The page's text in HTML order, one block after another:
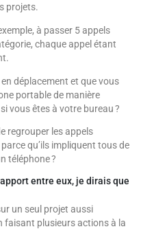
projets.
à passer 5 appels
chaque appel étant
déplacement et que vous
portable de manière
vous êtes à votre bureau ?
regrouper les appels
qu’ils impliquent tous de
téléphone ?
entre eux, je dirais que
un seul projet aussi
faisant plusieurs actions à la